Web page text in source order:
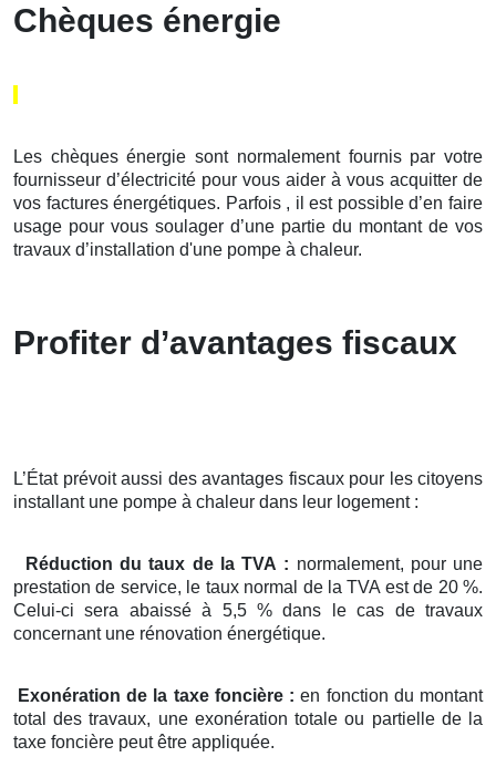
Chèques énergie
Les chèques énergie sont normalement fournis par votre
fournisseur d’électricité pour vous aider à vous acquitter de
vos factures énergétiques. Parfois , il est possible d’en faire
usage pour vous soulager d’une partie du montant de vos
travaux d’installation d'une pompe à chaleur.
Profiter d’avantages fiscaux
L’État prévoit aussi des avantages fiscaux pour les citoyens
installant une pompe à chaleur dans leur logement :
Réduction du taux de la TVA : normalement, pour une
prestation de service, le taux normal de la TVA est de 20 %.
Celui-ci sera abaissé à 5,5 % dans le cas de travaux
concernant une rénovation énergétique.
Exonération de la taxe foncière : en fonction du montant
total des travaux, une exonération totale ou partielle de la
taxe foncière peut être appliquée.